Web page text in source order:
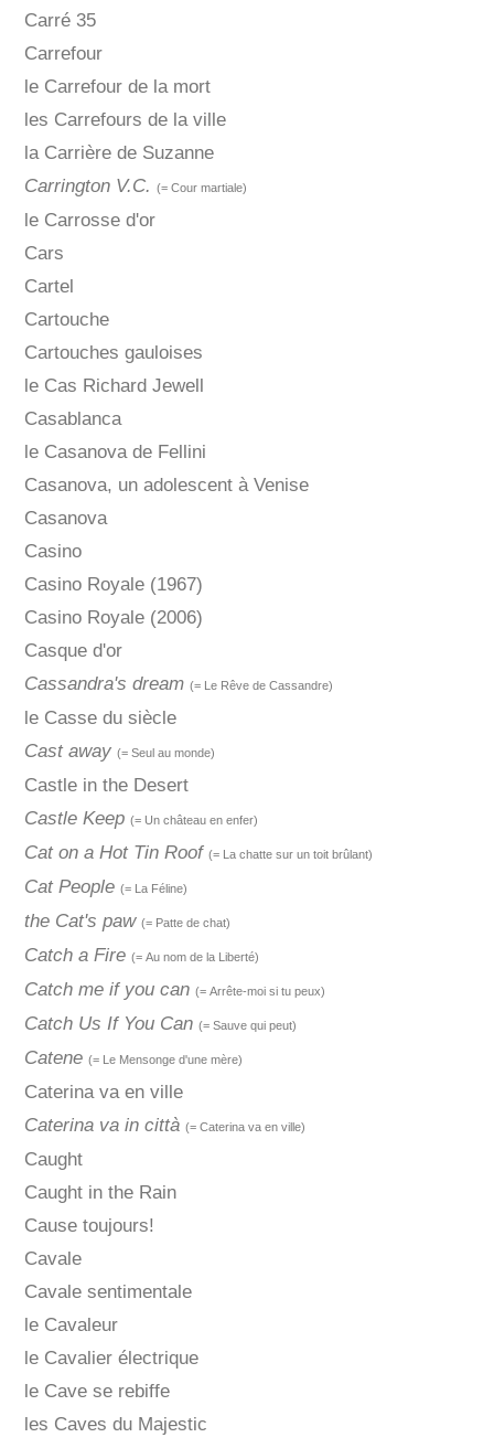
Carré 35
Carrefour
le Carrefour de la mort
les Carrefours de la ville
la Carrière de Suzanne
Carrington V.C. (= Cour martiale)
le Carrosse d'or
Cars
Cartel
Cartouche
Cartouches gauloises
le Cas Richard Jewell
Casablanca
le Casanova de Fellini
Casanova, un adolescent à Venise
Casanova
Casino
Casino Royale (1967)
Casino Royale (2006)
Casque d'or
Cassandra's dream (= Le Rêve de Cassandre)
le Casse du siècle
Cast away (= Seul au monde)
Castle in the Desert
Castle Keep (= Un château en enfer)
Cat on a Hot Tin Roof (= La chatte sur un toit brûlant)
Cat People (= La Féline)
the Cat's paw (= Patte de chat)
Catch a Fire (= Au nom de la Liberté)
Catch me if you can (= Arrête-moi si tu peux)
Catch Us If You Can (= Sauve qui peut)
Catene (= Le Mensonge d'une mère)
Caterina va en ville
Caterina va in città (= Caterina va en ville)
Caught
Caught in the Rain
Cause toujours!
Cavale
Cavale sentimentale
le Cavaleur
le Cavalier électrique
le Cave se rebiffe
les Caves du Majestic